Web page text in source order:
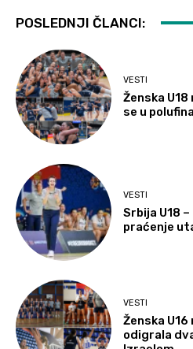
POSLEDNJI ČLANCI:
VESTI
Ženska
se u
VESTI
Srbija U18
praćenje
VESTI
Ženska
odigrala